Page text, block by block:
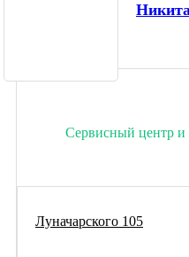
Сервисный центр
Луначарского 105